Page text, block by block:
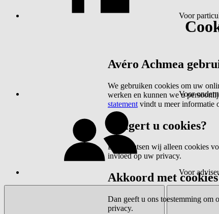
Voor
Voor
Voor
Avéro Achmea
We gebruiken cookies om uw
werken en kunnen we u
statement vindt u meer informatie
Weigert u cookies?
Dan plaatsen wij alleen cookies
invloed op uw privacy.
Akkoord met
Dan geeft u ons toestemming om
privacy.